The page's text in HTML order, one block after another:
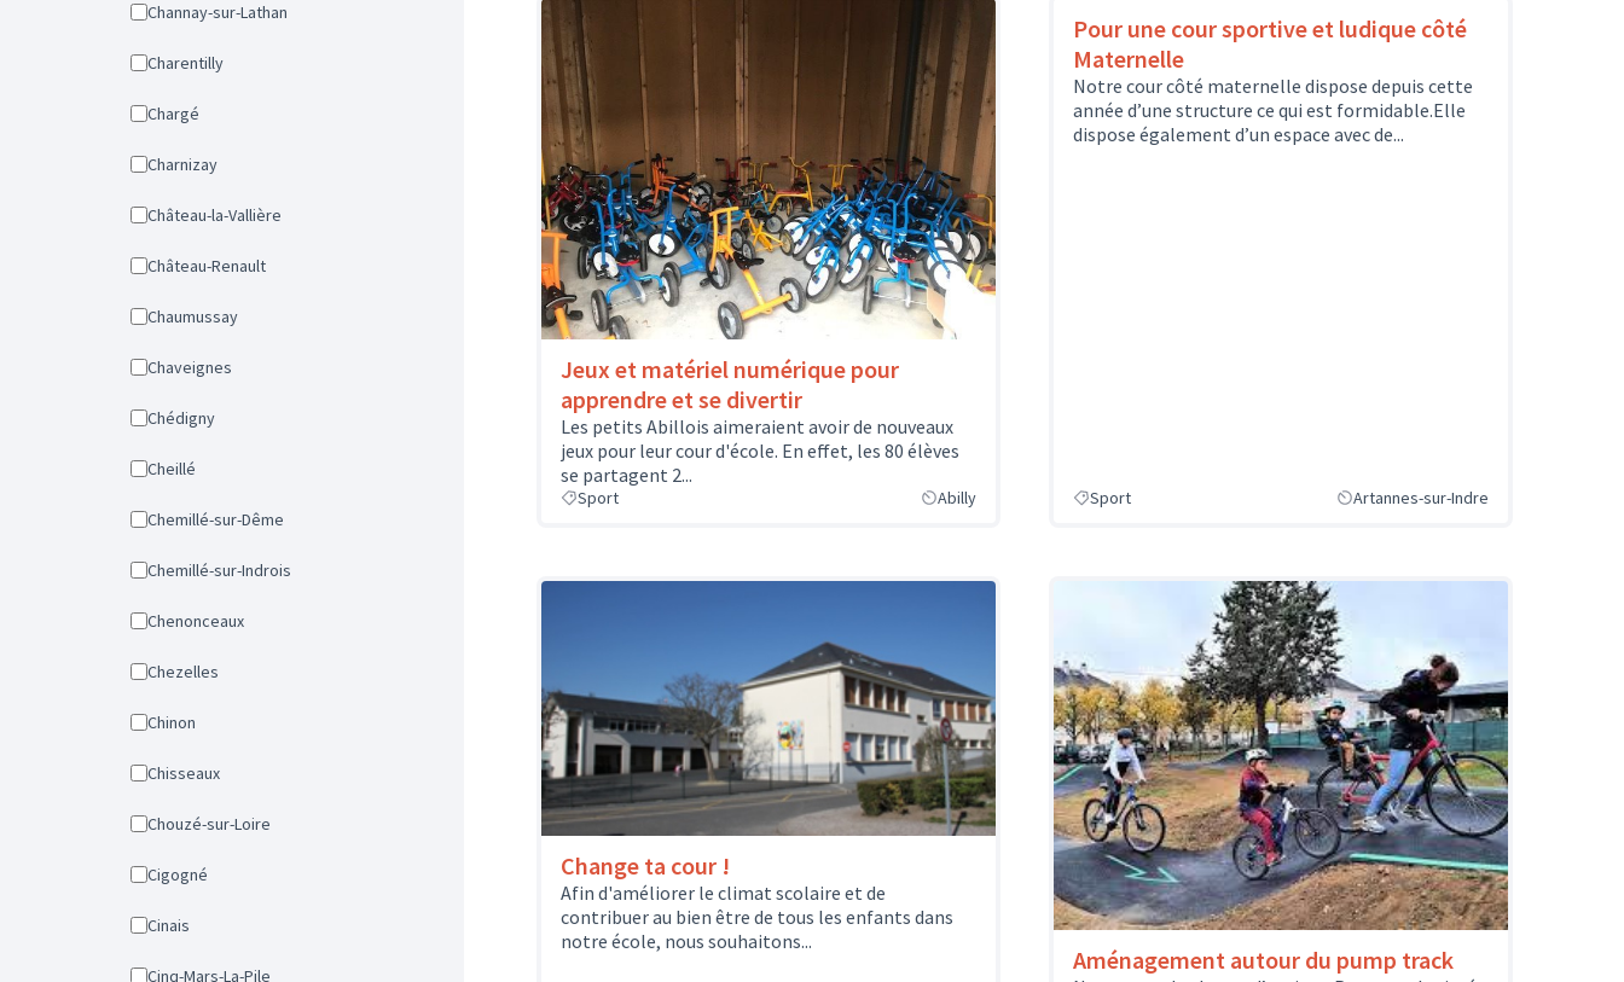
Channay-sur-Lathan
Charentilly
Chargé
Charnizay
Château-la-Vallière
Château-Renault
Chaumussay
Chaveignes
Chédigny
Cheillé
Chemillé-sur-Dême
Chemillé-sur-Indrois
Chenonceaux
Chezelles
Chinon
Chisseaux
Chouzé-sur-Loire
Cigogné
Cinais
Cinq-Mars-La-Pile
Jeux et matériel numérique pour
apprendre et se divertir
Les petits Abillois aimeraient avoir de nouveaux
jeux pour leur cour d'école. En effet, les 80 élèves
se partagent 2...
Sport Abilly
Pour une cour sportive et ludique côté
Maternelle
Notre cour côté maternelle dispose depuis cette
année d’une structure ce qui est formidable.Elle
dispose également d’un espace avec de...
Sport Artannes-sur-Indre
Change ta cour !
Afin d'améliorer le climat scolaire et de
contribuer au bien être de tous les enfants dans
notre école, nous souhaitons...
Aménagement autour du pump track